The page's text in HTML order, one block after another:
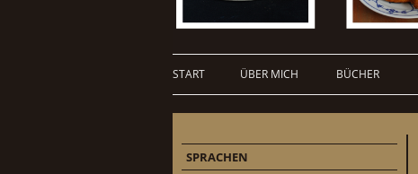
START ÜBER MICH BÜCHER
SPRACHEN